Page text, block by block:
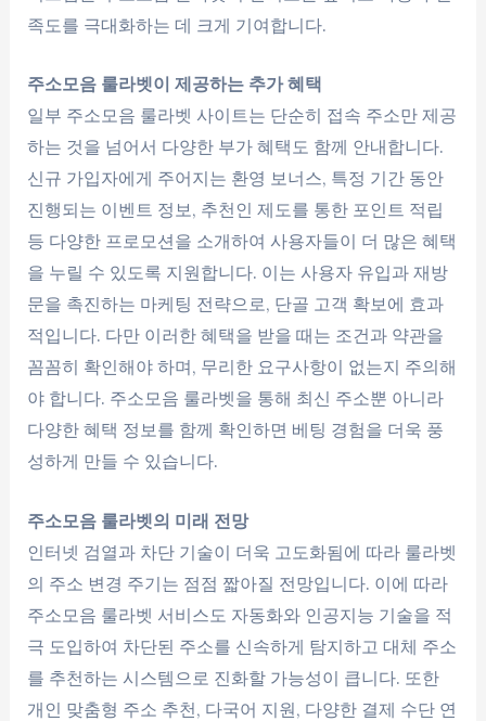
족도를 극대화하는 데 크게 기여합니다.
주소모음 룰라벳이 제공하는 추가 혜택
일부 주소모음 룰라벳 사이트는 단순히 접속 주소만 제공
하는 것을 넘어서 다양한 부가 혜택도 함께 안내합니다.
신규 가입자에게 주어지는 환영 보너스, 특정 기간 동안
진행되는 이벤트 정보, 추천인 제도를 통한 포인트 적립
등 다양한 프로모션을 소개하여 사용자들이 더 많은 혜택
을 누릴 수 있도록 지원합니다. 이는 사용자 유입과 재방
문을 촉진하는 마케팅 전략으로, 단골 고객 확보에 효과
적입니다. 다만 이러한 혜택을 받을 때는 조건과 약관을
꼼꼼히 확인해야 하며, 무리한 요구사항이 없는지 주의해
야 합니다. 주소모음 룰라벳을 통해 최신 주소뿐 아니라
다양한 혜택 정보를 함께 확인하면 베팅 경험을 더욱 풍
성하게 만들 수 있습니다.
주소모음 룰라벳의 미래 전망
인터넷 검열과 차단 기술이 더욱 고도화됨에 따라 룰라벳
의 주소 변경 주기는 점점 짧아질 전망입니다. 이에 따라
주소모음 룰라벳 서비스도 자동화와 인공지능 기술을 적
극 도입하여 차단된 주소를 신속하게 탐지하고 대체 주소
를 추천하는 시스템으로 진화할 가능성이 큽니다. 또한
개인 맞춤형 주소 추천, 다국어 지원, 다양한 결제 수단 연